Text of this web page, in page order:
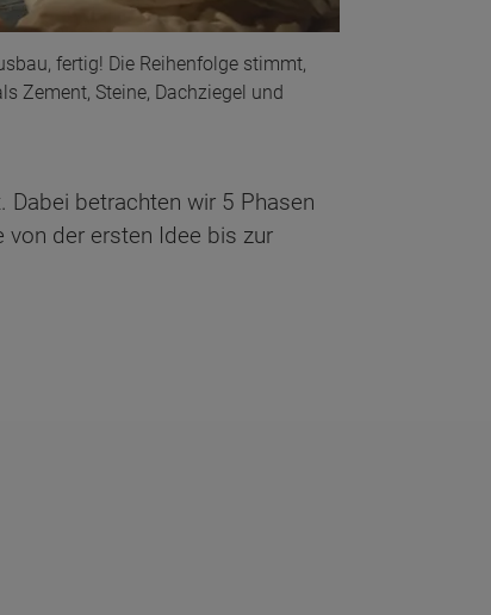
fertig! Die Reihenfolge stimmt,
Zement, Steine, Dachziegel und
Dabei betrachten wir 5 Phasen
von der ersten Idee bis zur